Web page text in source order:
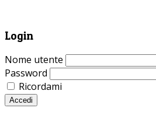
Login
Nome utente
Password
Ricordami
Accedi